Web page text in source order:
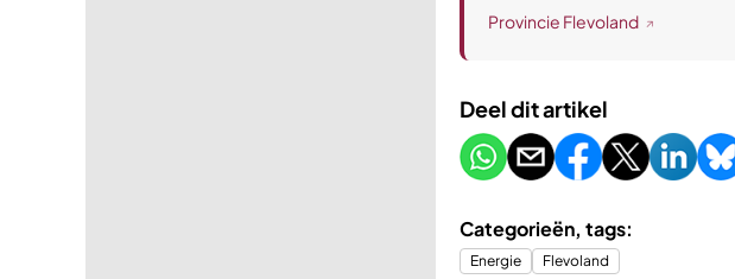
Provincie Flevoland
Deel dit artikel
Categorieën, tags:
Energie Flevoland